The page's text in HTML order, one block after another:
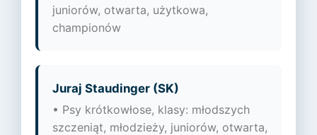
juniorów, otwarta, użytkowa,
championów
Juraj Staudinger (SK)
• Psy krótkowłose, klasy: młodszych
szczeniąt, młodzieży, juniorów, otwarta,